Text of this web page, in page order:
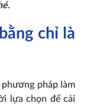
chỉ là
phương pháp làm
lựa chọn để cải